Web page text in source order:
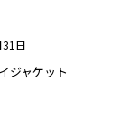
日
ジャケット